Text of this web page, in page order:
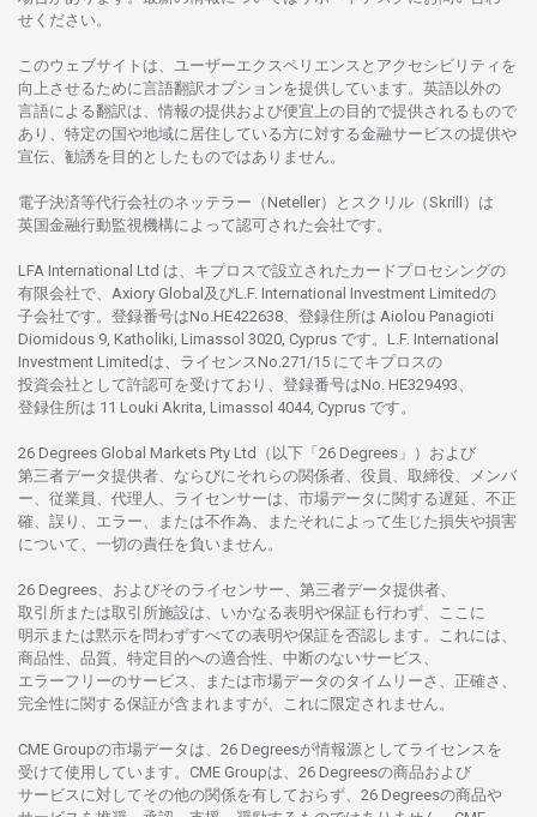
せくださ い。
このウェブサイトは、 ユーザーエクスペリエンスと アクセシビリティを
向上さ せるために言語翻訳オプションを提供しています。 英語以外の
言語による翻訳は、 情報の提供および便宜上の 目的で提供さ れるもので
あり、 特定の国や地域に居住している方に対する金融サービスの提供や
宣伝、 勧誘を 目的としたものではありません。
電子決済等代行会社のネッテラー （Neteller）と スクリル （Skrill）は
英国金融行動監視機構によって認可さ れた会社です。
LFA International Ltd は、 キプロスで設立さ れた カードプロセシングの
有限会社で、Axiory Global 及びL.F. International Investment Limitedの
子会社です。 登録番号はNo.HE422638、 登録住所は Aiolou Panagioti
Diomidous 9, Katholiki, Limassol 3020, Cyprus です。L.F. International
Investment Limitedは、 ライセンスNo.271/15 にてキプロスの
投資会社として許認可を受けており、 登録番号はNo. HE329493、
登録住所は 11 Louki Akrita, Limassol 4044, Cyprus です。
26 Degrees Global Markets Pty Ltd（以下「26 Degrees」） および
第三者データ提供者、ならびにそれらの関係者、役員、取締役、メンバ
ー、従業員、代理人、ライセンサーは、 市場データに関する遅延、不正
確、誤り、エラー、
または不作為、 またそれによって生じた損失や損害
について、 一切の責任を負いません。
26 Degrees、 およびそのライセンサー、 第三者データ提供者、
取引所または取引所施設は、いかなる表明や保証も行わず、 ここに
明示または黙示を 問わずすべての表明や保証を否認し ます。 これには、
商品性、品質、 特定目的への適合性、 中断のないサービス、
エラーフリーのサービス、 または市場データのタイムリーさ、正確さ、
完全性に関する保証が含まれますが、これに限定さ れません。
CME Groupの市場データは、26 Degreesが情報源としてライセンスを
受けて使用しています。 CME Groupは、26 Degreesの商品および
サービスに対してその他の関係を有しておらず、26 Degreesの商品や